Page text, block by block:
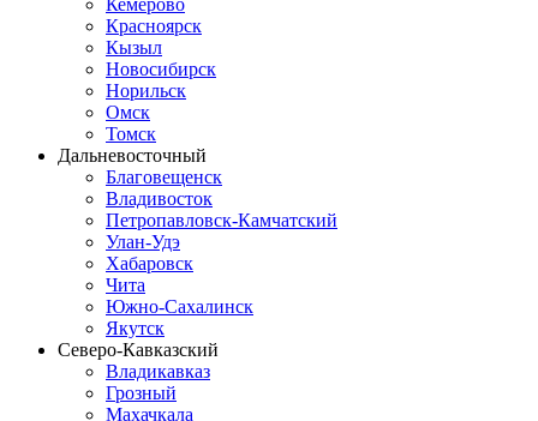
Красноярск
Кызыл
Новосибирск
Норильск
Омск
Томск
Дальневосточный
Благовещенск
Владивосток
Петропавловск-Камчатский
Улан-Удэ
Хабаровск
Чита
Южно-Сахалинск
Якутск
Северо-Кавказский
Владикавказ
Грозный
Махачкала